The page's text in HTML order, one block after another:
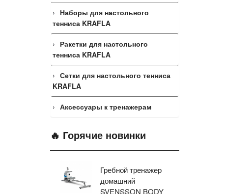
Наборы для настольного
тенниса KRAFLA
Ракетки для настольного
тенниса KRAFLA
Сетки для настольного тенниса
KRAFLA
Аксессуары к тренажерам
🔥 Горячие новинки
Гребной тренажер
домашний
SVENSSON BODY